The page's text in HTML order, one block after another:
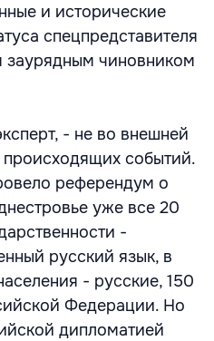
и исторические
спецпредставителя
заурядным чиновником
- не во внешней
происходящих событий.
референдум о
уже все 20
-
русский язык, в
- русские, 150
Федерации. Но
дипломатией